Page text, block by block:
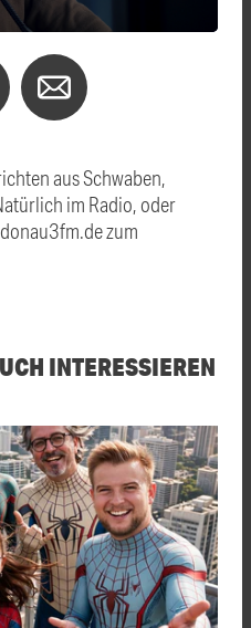
aus Schwaben,
im Radio, oder
zum
INTERESSIEREN